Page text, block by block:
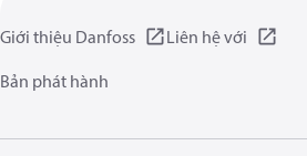
Giới thiệu Danfoss
Liên hệ với
Bản phát hành